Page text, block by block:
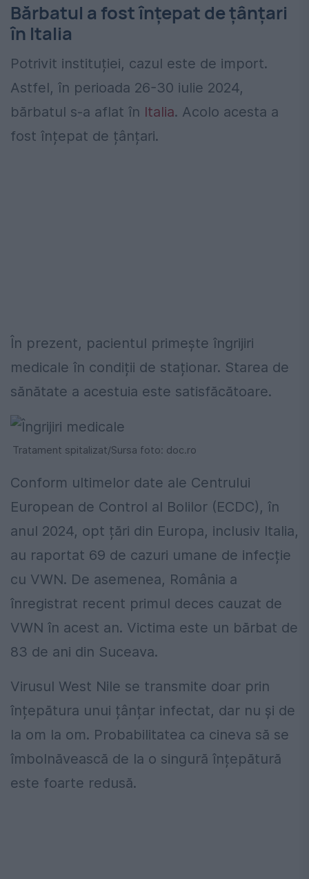
Bărbatul a fost înțepat de țânțari
în Italia
Potrivit instituției, cazul este de import.
Astfel, în perioada 26-30 iulie 2024,
bărbatul s-a aflat în Italia. Acolo acesta a
fost înțepat de țânțari.
În prezent, pacientul primește îngrijiri
medicale în condiții de staționar. Starea de
sănătate a acestuia este satisfăcătoare.
Tratament spitalizat/Sursa foto: doc.ro
Conform ultimelor date ale Centrului
European de Control al Bolilor (ECDC), în
anul 2024, opt țări din Europa, inclusiv Italia,
au raportat 69 de cazuri umane de infecție
cu VWN. De asemenea, România a
înregistrat recent primul deces cauzat de
VWN în acest an. Victima este un bărbat de
83 de ani din Suceava.
Virusul West Nile se transmite doar prin
înțepătura unui țânțar infectat, dar nu şi de
la om la om. Probabilitatea ca cineva să se
îmbolnăvească de la o singură înțepătură
este foarte redusă.